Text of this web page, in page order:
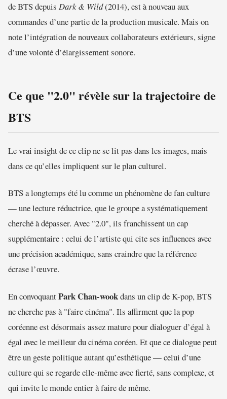
de BTS depuis Dark & Wild(2014), est à nouveau aux
commandes d’une partie de la production musicale. Mais on
note l’intégration de nouveaux collaborateurs extérieurs, signe
d’une volonté d’élargissement sonore.
Ce que "2.0" révèle sur la trajectoire de
BTS
Le vrai insight de ce clip ne se lit pas dans les images, mais
dans ce qu’elles impliquent sur le plan culturel.
BTS a longtemps été lu comme un phénomène de fan culture
— une lecture réductrice, que le groupe a systématiquement
cherché à dépasser. Avec "2.0", ils franchissent un cap
supplémentaire : celui de l’artiste qui cite ses influences avec
une précision académique, sans craindre que la référence
écrase l’œuvre.
En convoquantPark Chan-wookdans un clip de K-pop, BTS
ne cherche pas à "faire cinéma". Ils affirment que la pop
coréenne est désormais assez mature pour dialoguer d’égal à
égal avec le meilleur du cinéma coréen. Et que ce dialogue peut
être un geste politique autant qu’esthétique — celui d’une
culture qui se regarde elle-même avec fierté, sans complexe, et
qui invite le monde entier à faire de même.